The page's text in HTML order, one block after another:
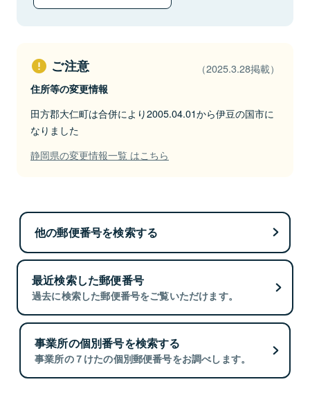
ご注意 （2025.3.28掲載）
住所等の変更情報
田方郡大仁町は合併により2005.04.01から伊豆の国市に
なりました
静岡県の変更情報一覧 はこちら
他の郵便番号を検索する
最近検索した郵便番号
過去に検索した郵便番号をご覧いただけます。
事業所の個別番号を検索する
事業所の７けたの個別郵便番号をお調べします。